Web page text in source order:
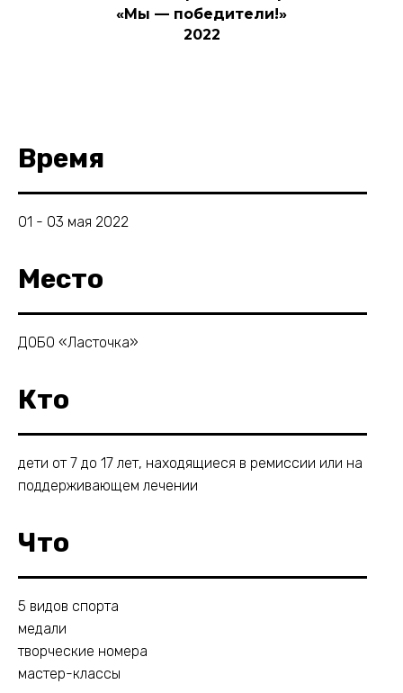
«Мы — победители!»
2022
Время
01 - 03 мая 2022
Место
ДОБО «Ласточка»
Кто
дети от 7 до 17 лет, находящиеся в ремиссии или на
поддерживающем лечении
Что
5 видов спорта
медали
творческие номера
мастер-классы